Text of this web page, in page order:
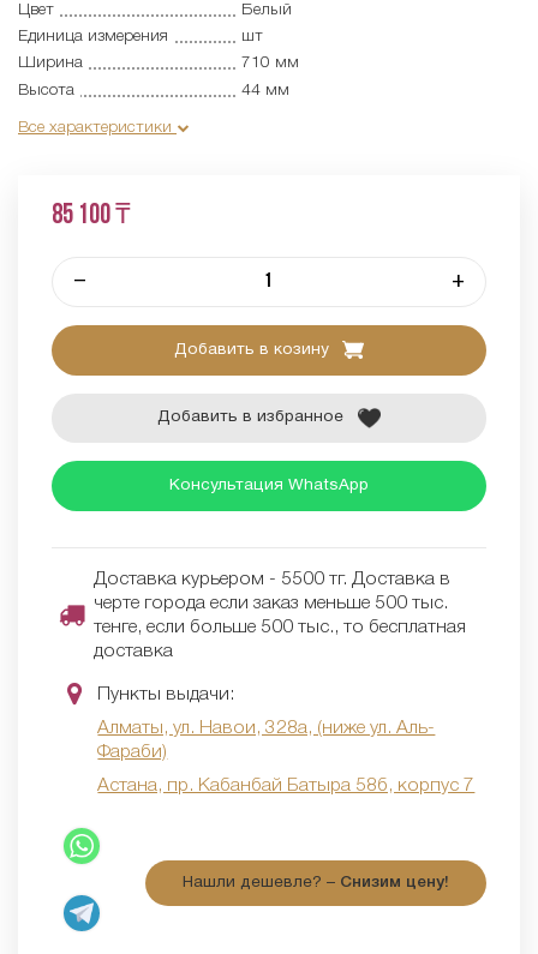
Цвет
Белый
Единица измерения
шт
Ширина
710 мм
Высота
44 мм
Все характеристики
85 100 ₸
– +
Добавить в козину
Добавить в избранное
Консультация WhatsApp
Доставка курьером - 5500 тг. Доставка в
черте города если заказ меньше 500 тыс.
тенге, если больше 500 тыс., то бесплатная
доставка
Пункты выдачи:
Алматы, ул. Навои, 328а, (ниже ул. Аль-
Фараби)
Астана, пр. Кабанбай Батыра 58б, корпус 7
Нашли дешевле? – Снизим цену!